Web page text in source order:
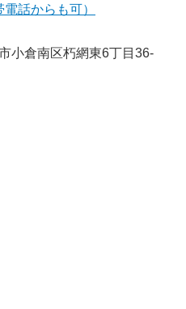
話からも可）
小倉南区朽網東6丁目36-